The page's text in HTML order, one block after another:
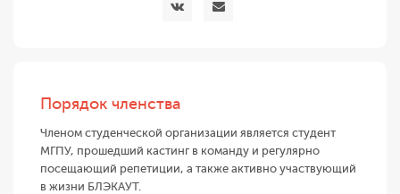
Порядок членства
Членом студенческой организации является студент
МГПУ, прошедший кастинг в команду и регулярно
посещающий репетиции, а также активно участвующий
в жизни БЛЭКАУТ.